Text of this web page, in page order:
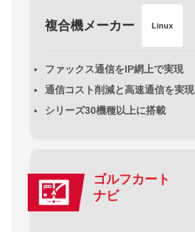
複合機メーカー Linux
ファックス通信をIP網上で実現
通信コスト削減と高速通信を実現
シリーズ30機種以上に搭載
ゴルフカート
ナビ